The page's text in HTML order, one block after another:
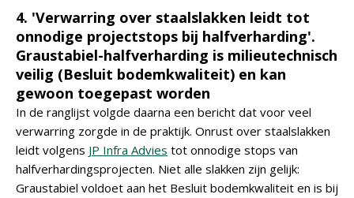
4. 'Verwarring over staalslakken leidt tot
onnodige projectstops bij halfverharding'.
Graustabiel-halfverharding is milieutechnisch
veilig (Besluit bodemkwaliteit) en kan
gewoon toegepast worden
In de ranglijst volgde daarna een bericht dat voor veel
verwarring zorgde in de praktijk. Onrust over staalslakken
leidt volgens JP Infra Advies tot onnodige stops van
halfverhardingsprojecten. Niet alle slakken zijn gelijk:
Graustabiel voldoet aan het Besluit bodemkwaliteit en is bij